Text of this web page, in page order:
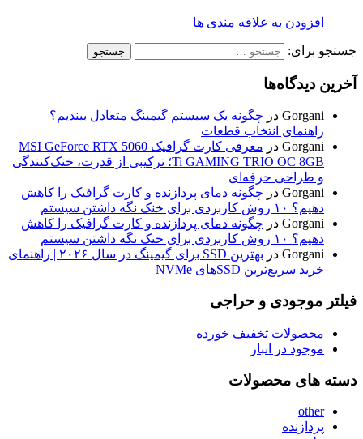
افزودن به علاقه مندی ها
جستجو برای:
آخرین دیدگاه‌ها
Gorgani در چگونه یک سیستم گیمینگ متعادل ببندیم؟
راهنمای انتخاب قطعات
Gorgani در
معرفی کارت گرافیک MSI GeForce RTX 5060
Ti GAMING TRIO OC 8GB؛ ترکیبی از قدرت، خنک‌کنندگی
و طراحی حرفه‌ای
Gorgani در چگونه دمای پردازنده و کارت گرافیک را کاهش
دهیم؟ ۱۰ روش کاربردی برای خنک نگه داشتن سیستم
Gorgani در چگونه دمای پردازنده و کارت گرافیک را کاهش
دهیم؟ ۱۰ روش کاربردی برای خنک نگه داشتن سیستم
Gorgani در
بهترین SSD برای گیمینگ در سال ۲۰۲۶ | راهنمای
خرید سریع‌ترین SSDهای NVMe
فیلتر موجودی و حراجی
محصولات تخفیف خورده
موجود در انبار
دسته های محصولات
other
پردازنده